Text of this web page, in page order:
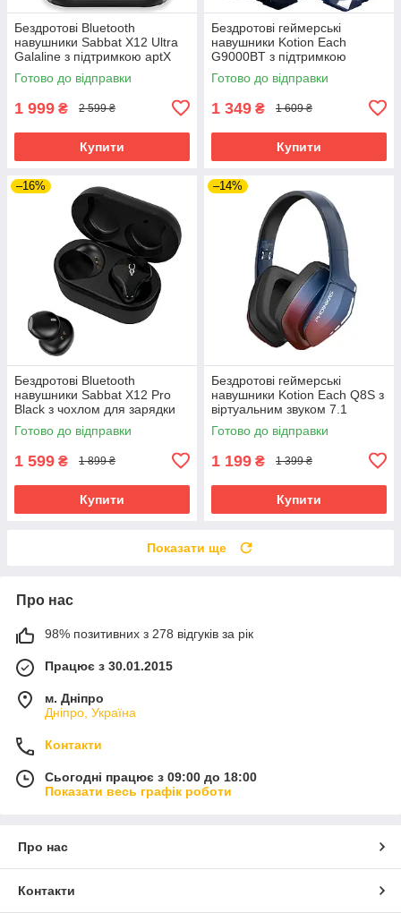
Бездротові Bluetooth
навушники Sabbat X12 Ultra
Galaline з підтримкою aptX
(Синій)
Готово до відправки
1 999 ₴ 2 599 ₴
Купити
Бездротові геймерські
навушники Kotion Each
G9000BT з підтримкою
об'ємного звуку 7.1 Stereo
Sound (Чорно-синій)
Готово до відправки
1 349 ₴ 1 609 ₴
Купити
–16%
Бездротові Bluetooth
навушники Sabbat X12 Pro
Black з чохлом для зарядки
750 мАг (Чорний)
Готово до відправки
1 599 ₴ 1 899 ₴
Купити
–14%
Бездротові геймерські
навушники Kotion Each Q8S з
віртуальним звуком 7.1
(Червоно-синій)
Готово до відправки
1 199 ₴ 1 399 ₴
Купити
Показати ще
Про нас
98% позитивних з 278 відгуків за рік
Працює з 30.01.2015
м. Дніпро
Дніпро, Україна
Контакти
Сьогодні працює з 09:00 до 18:00
Показати весь графік роботи
Про нас
Контакти